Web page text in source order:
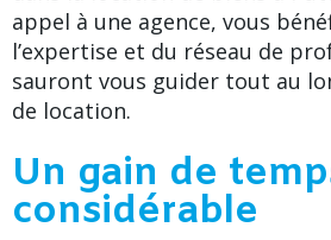
appel à une agence, vous
l’expertise et du réseau de
sauront vous guider tout au
de location.
Un gain de
considérable